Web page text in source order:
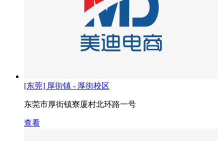
[东莞] 厚街镇 - 厚街校区
东莞市厚街镇寮厦村北环路一号
查看